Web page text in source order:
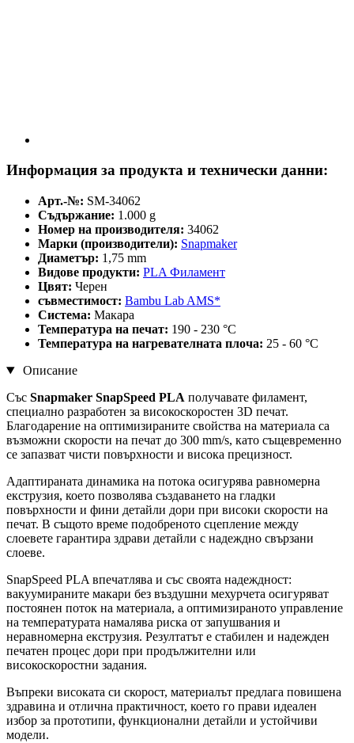
Информация за продукта и технически данни:
Арт.-№: SM-34062
Съдържание: 1.000 g
Номер на производителя: 34062
Марки (производители): Snapmaker
Диаметър: 1,75 mm
Видове продукти: PLA Филамент
Цвят: Черен
съвместимост: Bambu Lab AMS*
Система: Макара
Температура на печат: 190 - 230 °C
Температура на нагревателната плоча: 25 - 60 °C
Описание
Със Snapmaker SnapSpeed PLA получавате филамент,
специално разработен за високоскоростен 3D печат.
Благодарение на оптимизираните свойства на материала са
възможни скорости на печат до 300 mm/s, като същевременно
се запазват чисти повърхности и висока прецизност.
Адаптираната динамика на потока осигурява равномерна
екструзия, което позволява създаването на гладки
повърхности и фини детайли дори при високи скорости на
печат. В същото време подобреното сцепление между
слоевете гарантира здрави детайли с надеждно свързани
слоеве.
SnapSpeed PLA впечатлява и със своята надеждност:
вакуумираните макари без въздушни мехурчета осигуряват
постоянен поток на материала, а оптимизираното управление
на температурата намалява риска от запушвания и
неравномерна екструзия. Резултатът е стабилен и надежден
печатен процес дори при продължителни или
високоскоростни задания.
Въпреки високата си скорост, материалът предлага повишена
здравина и отлична практичност, което го прави идеален
избор за прототипи, функционални детайли и устойчиви
модели.